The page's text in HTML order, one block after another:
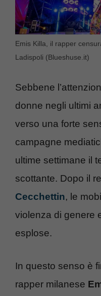
Emis Killa, il rapper
Ladispoli (Blueshuse.it)
Sebbene
donne negli ultimi
verso una forte
campagne
ultime settimane il
scottante. Dopo il
Cecchettin, le
violenza di genere
esplose.
In questo senso è
rapper milanese